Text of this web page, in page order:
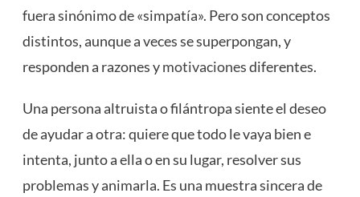
fuera sinónimo de «simpatía». Pero son conceptos
distintos, aunque a veces se superpongan, y
responden a razones ymotivacionesdiferentes.
Una persona altruista o filántropa siente el deseo
de ayudar a otra: quiere que todo le vaya bien e
intenta, junto a ella o en su lugar, resolver sus
problemas y animarla. Es una muestra sincera de